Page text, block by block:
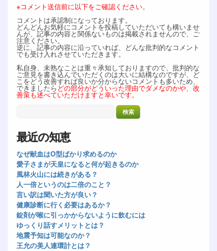
※コメント送信前に以下をご確認ください。
コメントは承認制になっております。
どんどんお気軽にコメントを投稿していただいても構いませ
んが、記事の内容と関係ないものは掲載されませんので、ご
注意ください。
逆に、記事の内容に沿っていれば、どんな批判的なコメント
でも受け入れさせていただきます。
私自身、未熟なことは重々承知しておりますので、批判的な
ご意見を書き込んでいただくのは大いに結構なのですが、ど
こをどう改善すれば良いか分からないコメントも多いため、
できましたら どの部分がどういった理由でダメなのかや、改
善策も述べていただけますと幸いです。
最近の知恵
なぜ献血はO型ばかり求めるのか
愛子さまが天皇になると何が起きるのか
風林火山には続きがある？
人一倍というのは二倍のこと？
言い訳は聞いた方が良い？
健康診断に行く必要はあるか？
錠剤が喉に引っかからないように飲むには
ゆっくり話すメリットとは？
地震予知は可能なのか？
王允の美人連環計とは？